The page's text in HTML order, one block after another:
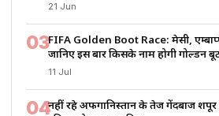
21 Jun
03FIFA Golden Boot Race: मेसी,
जानिए इस बार किसके नाम होगी गोल्डन
11 Jul
04नहीं रहे अफगानिस्तान के तेज गेंदबाज शपूर